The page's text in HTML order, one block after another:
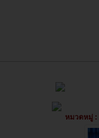
หมวดหมู่ :